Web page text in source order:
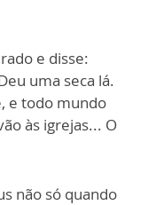
e disse:
uma seca lá.
e todo mundo
às igrejas... O
não só quando